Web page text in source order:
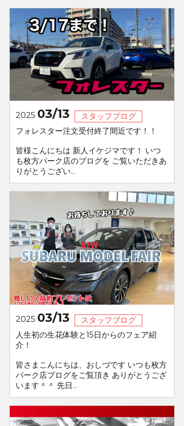
2025 03/13
スタッフブログ
フォレスター注文受付終了間近です！！
皆様こんにちは 新人イケジマです！ いつ
も枚方パーク店のブログを ご覧いただきあ
りがとうござい...
2025 03/13
スタッフブログ
人生初の生花体験と15日からのフェア紹
介！
皆さまこんにちは、おしづです いつも枚方
パーク店ブログをご覧頂き ありがとうござ
います＾＾ 先日...